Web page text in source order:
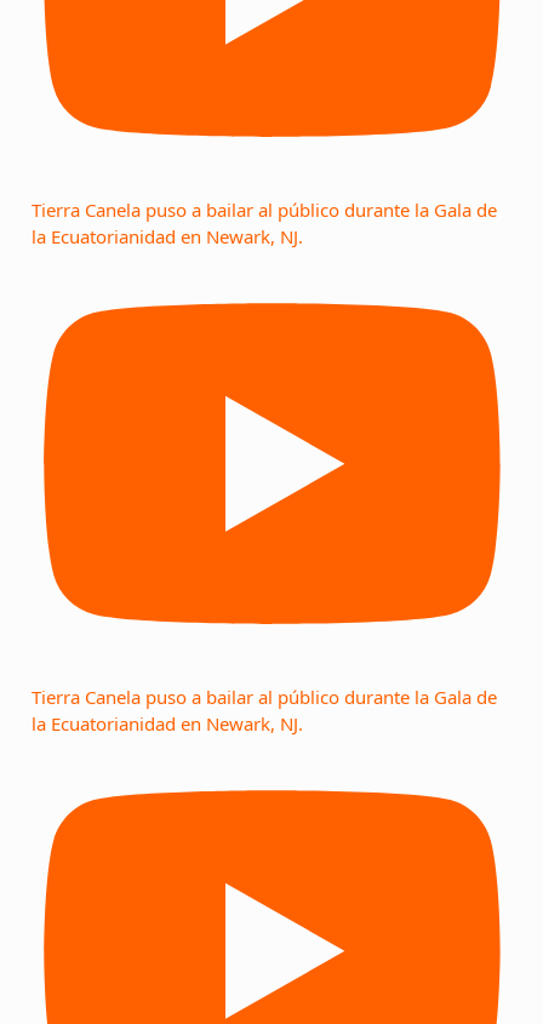
Tierra Canela puso a bailar al público durante la Gala de
la Ecuatorianidad en Newark, NJ.
Tierra Canela puso a bailar al público durante la Gala de
la Ecuatorianidad en Newark, NJ.